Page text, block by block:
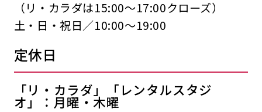
（リ・カラダは15:00〜17:00クローズ）
土・日・祝日／10:00〜19:00
定休日
「リ・カラダ」「レンタルスタジ
オ」：月曜・木曜